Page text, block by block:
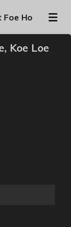
Foe Ho
Koe Loe